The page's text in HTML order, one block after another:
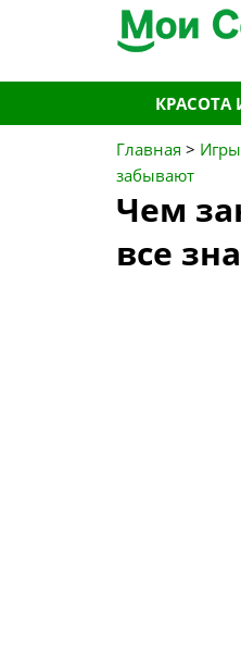
Перейти
к
содержимому
КРАСОТА
Главная >
забывают
Чем
все